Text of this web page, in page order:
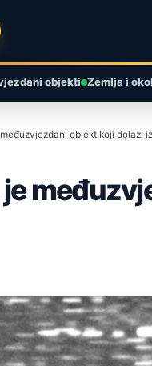
objekti Zemlja i
objekt koji dolazi